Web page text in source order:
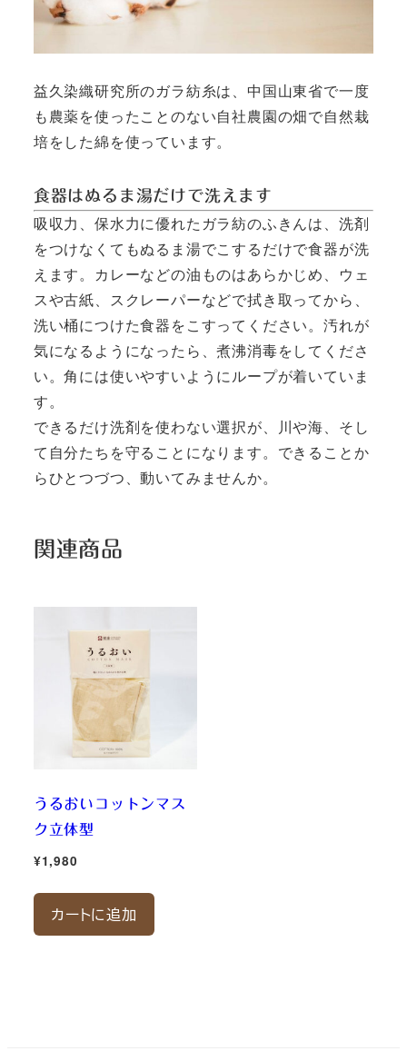
益久染織研究所のガラ紡糸は、中国山東省で一度
も農薬を使ったことのない自社農園の畑で自然栽
培をした綿を使っています。
食器はぬるま湯だけで洗えます
吸収力、保水力に優れたガラ紡のふきんは、洗剤
をつけなくてもぬるま湯でこするだけで食器が洗
えます。カレーなどの油ものはあらかじめ、ウェ
スや古紙、スクレーパーなどで拭き取ってから、
洗い桶につけた食器をこすってください。汚れが
気になるようになったら、煮沸消毒をしてくださ
い。角には使いやすいようにループが着いていま
す。
できるだけ洗剤を使わない選択が、川や海、そし
て自分たちを守ることになります。できることか
らひとつづつ、動いてみませんか。
関連商品
うるおいコットンマス
ク立体型
¥1,980
カートに追加